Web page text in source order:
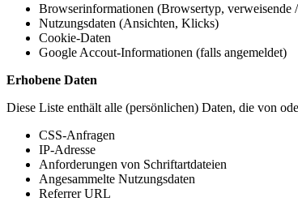
Browserinformationen (Browsertyp, verweisende
Nutzungsdaten (Ansichten, Klicks)
Cookie-Daten
Google Accout-Informationen (falls angemeldet)
Erhobene Daten
Diese Liste enthält alle (persönlichen) Daten, die von
CSS-Anfragen
IP-Adresse
Anforderungen von Schriftartdateien
Angesammelte Nutzungsdaten
Referrer URL